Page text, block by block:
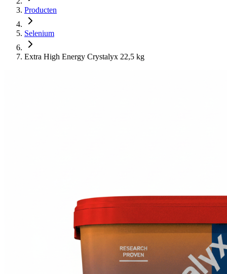
Producten
Selenium
Extra High Energy Crystalyx 22,5 kg